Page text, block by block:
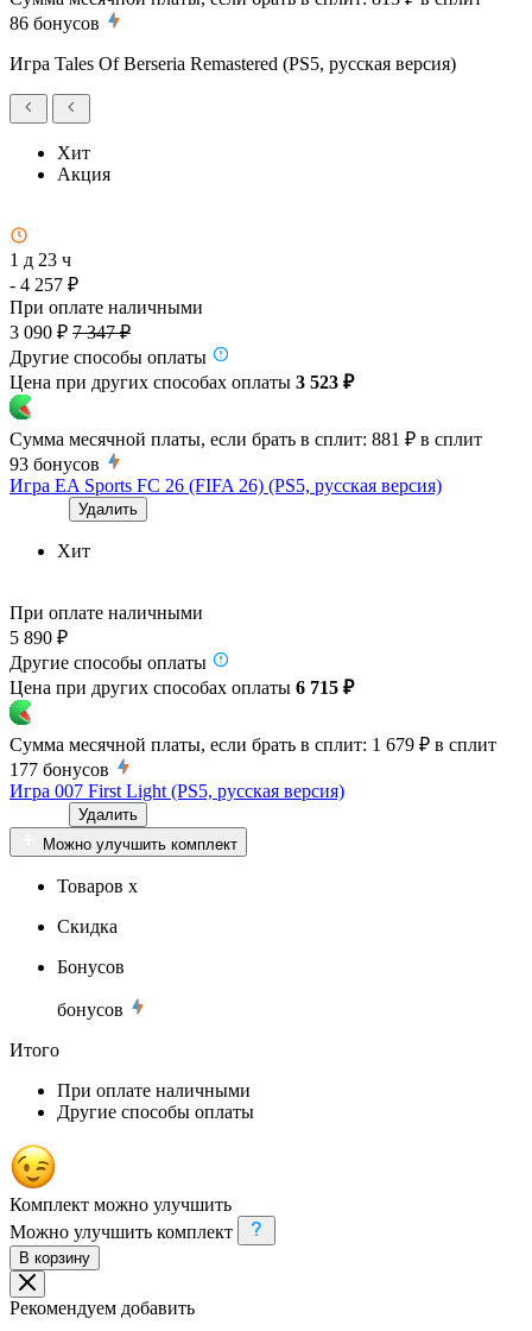
86 бонусов
Игра Tales Of Berseria Remastered (PS5, русская версия)
Хит
Акция
1 д 23 ч
- 4 257 ₽
При оплате наличными
3 090 ₽ 7 347 ₽
Другие способы оплаты
Цена при других способах оплаты 3 523 ₽
Сумма месячной платы, если брать в сплит: 881 ₽ в сплит
93 бонусов
Игра EA Sports FC 26 (FIFA 26) (PS5, русская версия)
Удалить
Хит
При оплате наличными
5 890 ₽
Другие способы оплаты
Цена при других способах оплаты 6 715 ₽
Сумма месячной платы, если брать в сплит: 1 679 ₽ в сплит
177 бонусов
Игра 007 First Light (PS5, русская версия)
Удалить
Можно улучшить комплект
Товаров x
Скидка
Бонусов
бонусов
Итого
При оплате наличными
Другие способы оплаты
Комплект можно улучшить
Можно улучшить комплект
В корзину
Рекомендуем добавить